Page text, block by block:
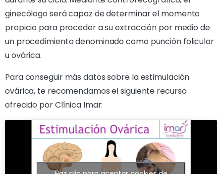
ginecólogo será capaz de determinar el momento
propicio para proceder a su extracción por medio de
un procedimiento denominado como punción folicular
u ovárica.
Para conseguir más datos sobre la estimulación
ovárica, te recomendamos el siguiente recurso
ofrecido por Clínica Imar: